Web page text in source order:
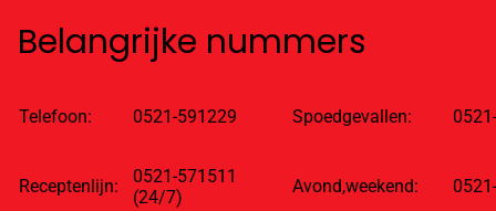
Belangrijke nummers
Telefoon: 0521-591229 Spoedgevallen:
Receptenlijn:
0521-571511
(24/7)
Avond,weekend: